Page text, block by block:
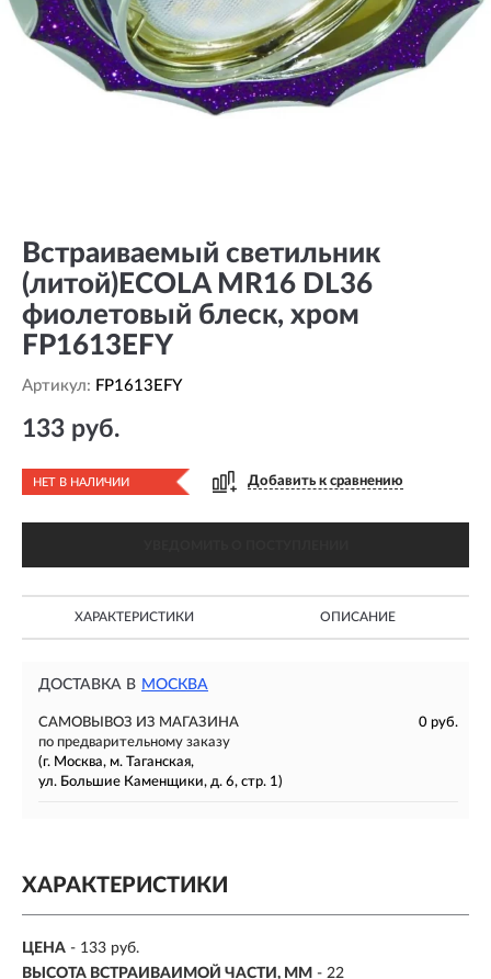
Встраиваемый светильник
(литой)ECOLA MR16 DL36
фиолетовый блеск, хром
FP1613EFY
Артикул: FP1613EFY
133 руб.
НЕТ В НАЛИЧИИ Добавить к сравнению
ХАРАКТЕРИСТИКИ ОПИСАНИЕ
ДОСТАВКА В МОСКВА
САМОВЫВОЗ ИЗ МАГАЗИНА
0 руб.
по предварительному заказу
(г. Москва, м. Таганская,
ул. Большие Каменщики, д. 6, стр. 1)
ХАРАКТЕРИСТИКИ
ЦЕНА - 133 руб.
ВЫСОТА ВСТРАИВАИМОЙ ЧАСТИ, ММ - 22